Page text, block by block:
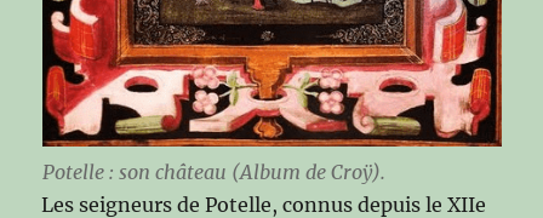
Potelle : son château (Album de Croÿ).
Les seigneurs de Potelle, connus depuis le XIIe